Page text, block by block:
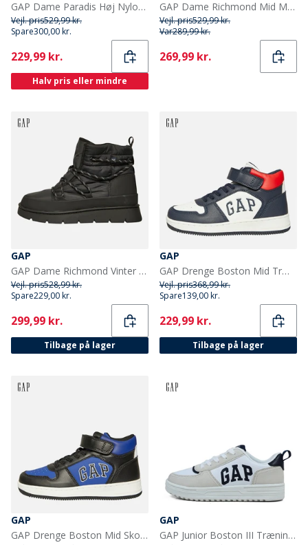
GAP Dame Paradis Høj Nylon Sne støvler Sort
Vejl. pris529,99 kr.
Spare300,00 kr.
Current
229,99 kr.
Halv pris eller mindre
GAP Dame Richmond Mid Metallic Snow Støvler Sort
Vejl. pris529,99 kr.
Var289,99 kr.
Current
269,99 kr.
GAP
GAP Dame Richmond Vinter Høj Sne Støvler Sort
Vejl. pris528,99 kr.
Spare229,00 kr.
Current
299,99 kr.
Tilbage på lager
GAP
GAP Drenge Boston Mid Træningssko Navy/Rød
Vejl. pris368,99 kr.
Spare139,00 kr.
Current
229,99 kr.
Tilbage på lager
GAP
GAP Drenge Boston Mid Sko Sort/Blå
GAP
GAP Junior Boston III Træningssko Hvid